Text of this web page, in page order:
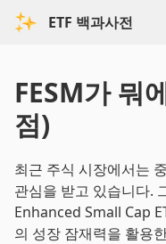
ETF 백과사전
FESM가 뭐
점)
최근 주식 시장에서는
관심을 받고 있습니다.
Enhanced Small Cap
의 성장 잠재력을 활용